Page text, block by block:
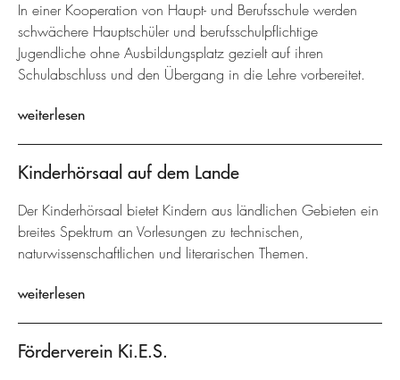
In einer Kooperation von Haupt- und Berufsschule werden
schwächere Hauptschüler und berufsschulpflichtige
Jugendliche ohne Ausbildungsplatz gezielt auf ihren
Schulabschluss und den Übergang in die Lehre vorbereitet.
weiterlesen
Kinderhörsaal auf dem Lande
Der Kinderhörsaal bietet Kindern aus ländlichen Gebieten ein
breites Spektrum an Vorlesungen zu technischen,
naturwissenschaftlichen und literarischen Themen.
weiterlesen
Förderverein Ki.E.S.